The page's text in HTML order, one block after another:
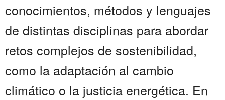
conocimientos, métodos y lenguajes
de distintas disciplinas para abordar
retos complejos de sostenibilidad,
como la adaptación al cambio
climático o la justicia energética. En